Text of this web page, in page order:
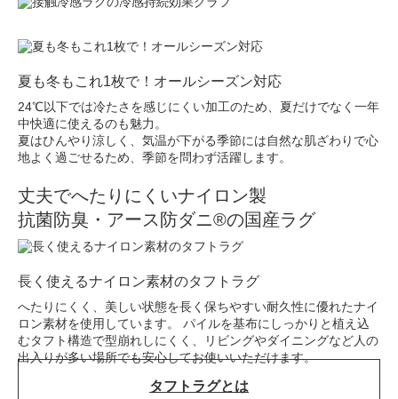
夏も冬もこれ1枚で！オールシーズン対応
24℃以下では冷たさを感じにくい加工のため、夏だけでなく一年
中快適に使えるのも魅力。
夏はひんやり涼しく、気温が下がる季節には自然な肌ざわりで心
地よく過ごせるため、季節を問わず活躍します。
丈夫でへたりにくいナイロン製
抗菌防臭・アース防ダニ®の国産ラグ
長く使えるナイロン素材のタフトラグ
へたりにくく、美しい状態を長く保ちやすい耐久性に優れたナイ
ロン素材を使用しています。 パイルを基布にしっかりと植え込
むタフト構造で型崩れしにくく、リビングやダイニングなど人の
出入りが多い場所でも安心してお使いいただけます。
タフトラグとは